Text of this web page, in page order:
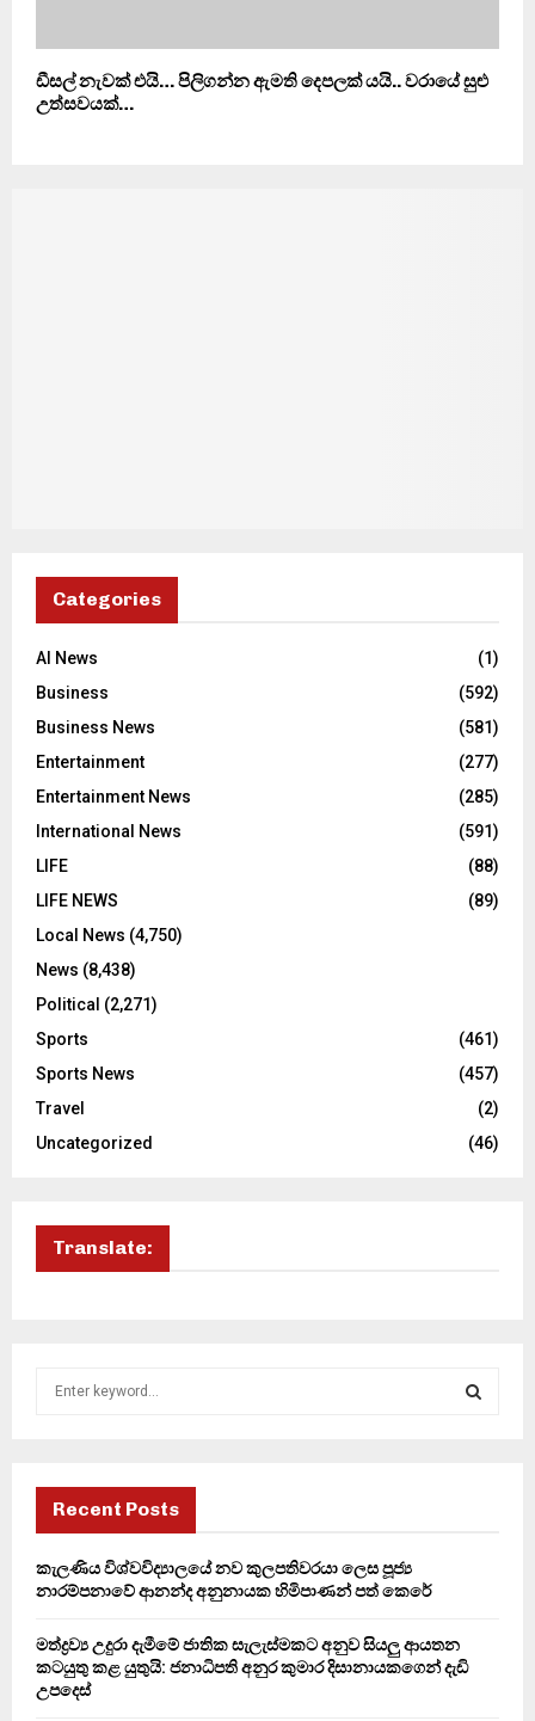
ඩීසල් නැවක් එයි… පිලිගන්න ඇමති දෙපලක් යයි.. වරායේ සුළු
උත්සවයක්…
Categories
AI News
(1)
Business
(592)
Business News
(581)
Entertainment
(277)
Entertainment News
(285)
International News
(591)
LIFE
(88)
LIFE NEWS
(89)
Local News (4,750)
News (8,438)
Political (2,271)
Sports
(461)
Sports News
(457)
Travel
(2)
Uncategorized
(46)
Translate:
f
r
H
Recent Posts
කැලණිය විශ්වවිද්‍යාලයේ නව කුලපතිවරයා ලෙස පූජ්‍ය
නාරම්පනාවේ ආනන්ද අනුනායක හිමිපාණන් පත් කෙරේ
මත්ද්‍රව්‍ය උදුරා දැමීමේ ජාතික සැලැස්මකට අනුව සියලු ආයතන
කටයුතු කළ යුතුයි: ජනාධිපති අනුර කුමාර දිසානායකගෙන් දැඩි
උපදෙස්